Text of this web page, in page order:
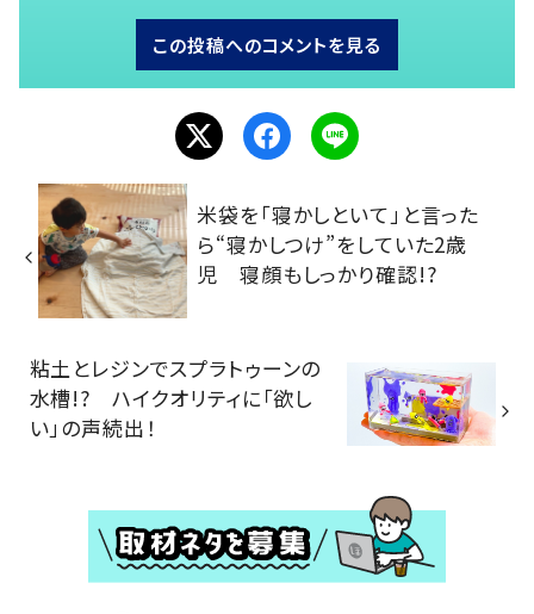
この投稿へのコメントを見る
米袋を「寝かしといて」と言った
ら“寝かしつけ”をしていた2歳
児 寝顔もしっかり確認!?
粘土とレジンでスプラトゥーンの
水槽!? ハイクオリティに「欲し
い」の声続出！